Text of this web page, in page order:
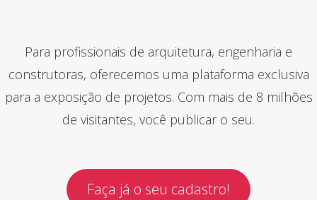
Para profissionais de arquitetura, engenharia e
construtoras, oferecemos uma plataforma exclusiva
para a exposição de projetos. Com mais de 8 milhões
de visitantes, você publicar o seu.
Faça já o seu cadastro!